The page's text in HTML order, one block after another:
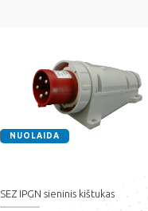
NUOLAIDA
SEZ IPGN sieninis kištukas